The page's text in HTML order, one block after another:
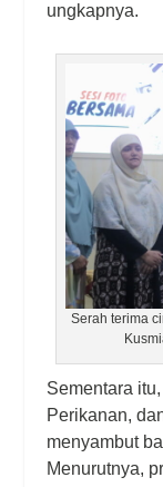
ungkapnya.
Serah terima
Sementara
Perikanan,
menyambut
Menurutnya,